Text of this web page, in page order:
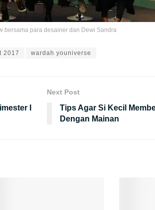
bersama para desainer dan Dewi Sandra
2017 wardah youniverse
I
Next Post
Tips Agar Si Kecil
Dengan Mainan